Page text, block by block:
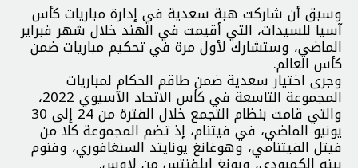
وسبق أن شاركت هبة سعدية في إدارة مباريات كأس
آسيا للسيدات، التي أقيمت في الهند خلال شهر فبراير
الماضي، وستشارك لأول مرة في تحكيم مباريات ضمن
كأس العالم.
وجرى اختيار سعدية ضمن طاقم الحكام لمباريات
المجموعة التاسعة في كأس الاتحاد الآسيوي 2022،
والتي قامت بنظام التجمع خلال الفترة من 24 إلى 30
يونيو الماضي، في فيتنام، إذ تضم المجموعة كلا من
فيتل الفيتنامي، وهوغانغ يونايتد السنغافوري، وفنوم